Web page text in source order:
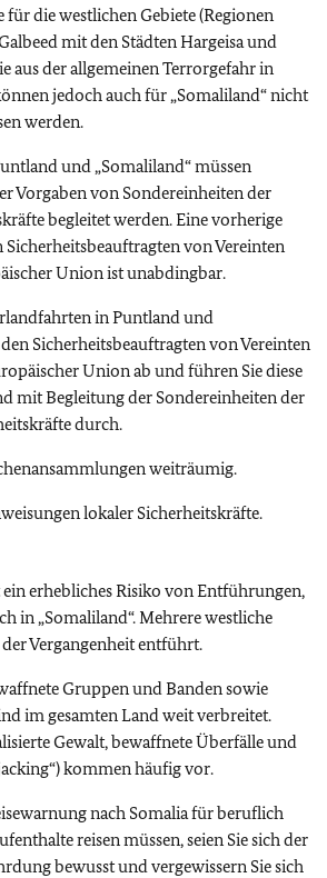
für die westlichen Gebiete (Regionen
mit den Städten Hargeisa und
aus der allgemeinen Terrorgefahr in
jedoch auch für „Somaliland“ nicht
werden.
und „Somaliland“ müssen
Vorgaben von Sondereinheiten der
begleitet werden. Eine vorherige
von Vereinten
Union ist unabdingbar.
in Puntland und
Sicherheitsbeauftragten von Vereinten
Union ab und führen Sie diese
mit Begleitung der Sondereinheiten der
durch.
weiträumig.
lokaler Sicherheitskräfte.
ein erhebliches Risiko von Entführungen,
in „Somaliland“. Mehrere westliche
Vergangenheit entführt.
Gruppen und Banden sowie
im gesamten Land weit verbreitet.
Gewalt, bewaffnete Überfälle und
kommen häufig vor.
nach Somalia für beruflich
reisen müssen, seien Sie sich der
bewusst und vergewissern Sie sich